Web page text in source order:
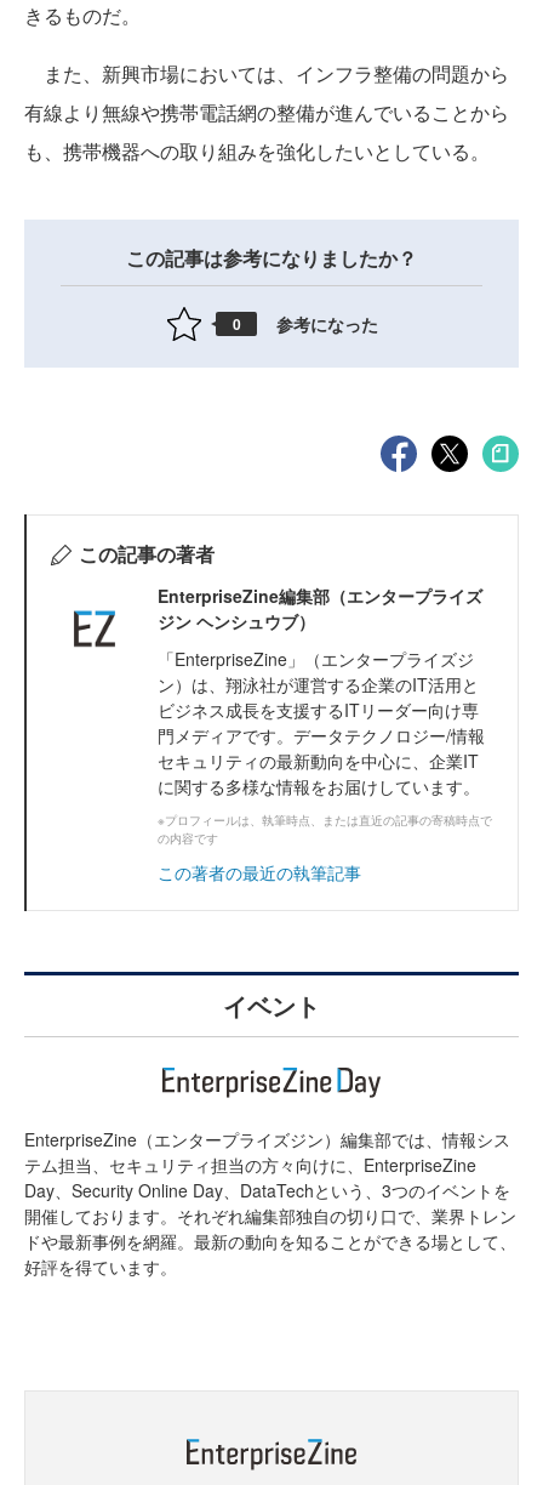
きるものだ。
また、新興市場においては、インフラ整備の問題から
有線より無線や携帯電話網の整備が進んでいることから
も、携帯機器への取り組みを強化したいとしている。
この記事は参考になりましたか？
0 参考になった
この記事の著者
EnterpriseZine編集部（エンタープライズ
ジン ヘンシュウブ）
「EnterpriseZine」（エンタープライズジ
ン）は、翔泳社が運営する企業のIT活用と
ビジネス成長を支援するITリーダー向け専
門メディアです。データテクノロジー/情報
セキュリティの最新動向を中心に、企業IT
に関する多様な情報をお届けしています。
※プロフィールは、執筆時点、または直近の記事の寄稿時点で
の内容です
この著者の最近の執筆記事
イベント
EnterpriseZine（エンタープライズジン）編集部では、情報シス
テム担当、セキュリティ担当の方々向けに、EnterpriseZine
Day、Security Online Day、DataTechという、3つのイベントを
開催しております。それぞれ編集部独自の切り口で、業界トレン
ドや最新事例を網羅。最新の動向を知ることができる場として、
好評を得ています。